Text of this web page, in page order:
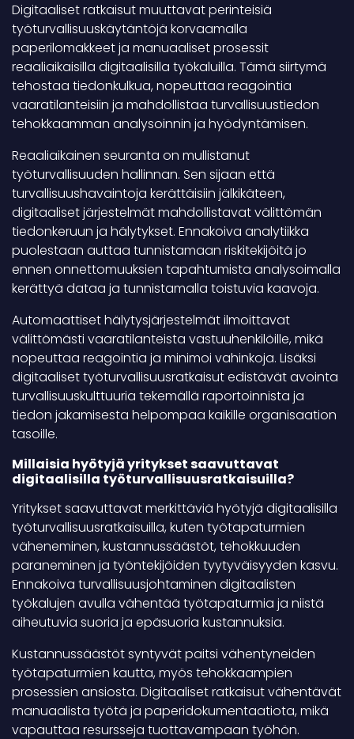
Digitaaliset ratkaisut muuttavat perinteisiä
työturvallisuuskäytäntöjä korvaamalla
paperilomakkeet ja manuaaliset prosessit
reaaliaikaisilla digitaalisilla työkaluilla. Tämä siirtymä
tehostaa tiedonkulkua, nopeuttaa reagointia
vaaratilanteisiin ja mahdollistaa turvallisuustiedon
tehokkaamman analysoinnin ja hyödyntämisen.
Reaaliaikainen seuranta on mullistanut
työturvallisuuden hallinnan. Sen sijaan että
turvallisuushavaintoja kerättäisiin jälkikäteen,
digitaaliset järjestelmät mahdollistavat välittömän
tiedonkeruun ja hälytykset. Ennakoiva analytiikka
puolestaan auttaa tunnistamaan riskitekijöitä jo
ennen onnettomuuksien tapahtumista analysoimalla
kerättyä dataa ja tunnistamalla toistuvia kaavoja.
Automaattiset hälytysjärjestelmät ilmoittavat
välittömästi vaaratilanteista vastuuhenkilöille, mikä
nopeuttaa reagointia ja minimoi vahinkoja. Lisäksi
digitaaliset työturvallisuusratkaisut edistävät avointa
turvallisuuskulttuuria tekemällä raportoinnista ja
tiedon jakamisesta helpompaa kaikille organisaation
tasoille.
Millaisia hyötyjä yritykset saavuttavat
digitaalisilla työturvallisuusratkaisuilla?
Yritykset saavuttavat merkittäviä hyötyjä digitaalisilla
työturvallisuusratkaisuilla, kuten työtapaturmien
väheneminen, kustannussäästöt, tehokkuuden
paraneminen ja työntekijöiden tyytyväisyyden kasvu.
Ennakoiva turvallisuusjohtaminen digitaalisten
työkalujen avulla vähentää työtapaturmia ja niistä
aiheutuvia suoria ja epäsuoria kustannuksia.
Kustannussäästöt syntyvät paitsi vähentyneiden
työtapaturmien kautta, myös tehokkaampien
prosessien ansiosta. Digitaaliset ratkaisut vähentävät
manuaalista työtä ja paperidokumentaatiota, mikä
vapauttaa resursseja tuottavampaan työhön.